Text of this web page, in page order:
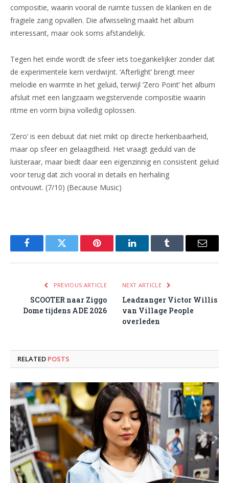
compositie, waarin vooral de ruimte tussen de klanken en de
fragiele zang opvallen. Die afwisseling maakt het album
interessant, maar ook soms afstandelijk.
Tegen het einde wordt de sfeer iets toegankelijker zonder dat
de experimentele kern verdwijnt. ‘Afterlight’ brengt meer
melodie en warmte in het geluid, terwijl ‘Zero Point’ het album
afsluit met een langzaam wegstervende compositie waarin
ritme en vorm bijna volledig oplossen.
‘Zero’ is een debuut dat niet mikt op directe herkenbaarheid,
maar op sfeer en gelaagdheid. Het vraagt geduld van de
luisteraar, maar biedt daar een eigenzinnig en consistent geluid
voor terug dat zich vooral in details en herhaling
ontvouwt. (7/10) (Because Music)
FacebookTwitter Pinterest LinkedInTumblr Email
PREVIOUS ARTICLE
SCOOTER naar Ziggo
Dome tijdens ADE 2026
NEXT ARTICLE
Leadzanger Victor Willis
van Village People
overleden
RELATED POSTS